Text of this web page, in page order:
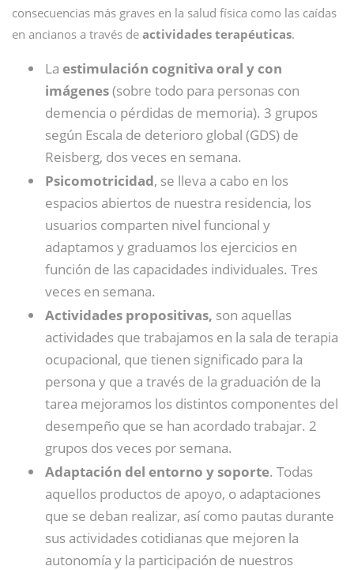
consecuencias más graves en la salud física como las caídas
en ancianos a través de actividades terapéuticas.
La estimulación cognitiva oral y con
imágenes(sobre todo para personas con
demencia o pérdidas de memoria). 3 grupos
según Escala de deterioro global (GDS) de
Reisberg, dos veces en semana.
Psicomotricidad, se lleva a cabo en los
espacios abiertos de nuestra residencia, los
usuarios comparten nivel funcional y
adaptamos y graduamos los ejercicios en
función de las capacidades individuales. Tres
veces en semana.
Actividades propositivas, son aquellas
actividades que trabajamos en la sala de terapia
ocupacional, que tienen significado para la
persona y que a través de la graduación de la
tarea mejoramos los distintos componentes del
desempeño que se han acordado trabajar. 2
grupos dos veces por semana.
Adaptación del entorno y soporte. Todas
aquellos productos de apoyo, o adaptaciones
que se deban realizar, así como pautas durante
sus actividades cotidianas que mejoren la
autonomía y la participación de nuestros